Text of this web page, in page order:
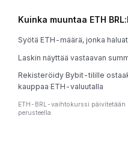
Kuinka muuntaa ETH
Syötä ETH-määrä, jonka
Laskin näyttää vastaavan
Rekisteröidy Bybit-tilille
kauppaa ETH-valuutalla
ETH-BRL-vaihtokurssi päivitetään
perusteella.